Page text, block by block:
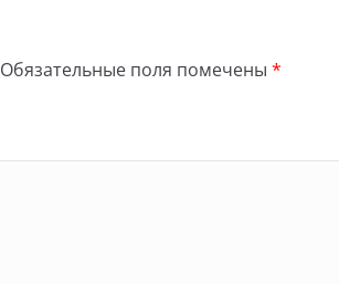
Обязательные поля помечены *